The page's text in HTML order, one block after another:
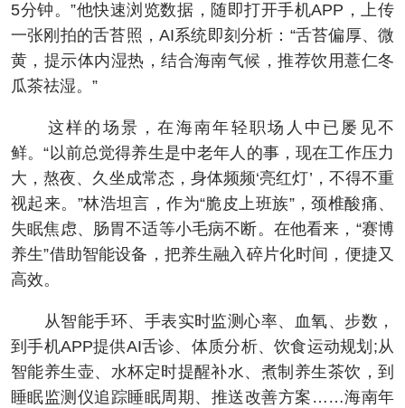
5分钟。”他快速浏览数据，随即打开手机APP，上传
一张刚拍的舌苔照，AI系统即刻分析：“舌苔偏厚、微
黄，提示体内湿热，结合海南气候，推荐饮用薏仁冬
瓜茶祛湿。”
这样的场景，在海南年轻职场人中已屡见不
鲜。“以前总觉得养生是中老年人的事，现在工作压力
大，熬夜、久坐成常态，身体频频‘亮红灯’，不得不重
视起来。”林浩坦言，作为“脆皮上班族”，颈椎酸痛、
失眠焦虑、肠胃不适等小毛病不断。在他看来，“赛博
养生”借助智能设备，把养生融入碎片化时间，便捷又
高效。
从智能手环、手表实时监测心率、血氧、步数，
到手机APP提供AI舌诊、体质分析、饮食运动规划;从
智能养生壶、水杯定时提醒补水、煮制养生茶饮，到
睡眠监测仪追踪睡眠周期、推送改善方案……海南年